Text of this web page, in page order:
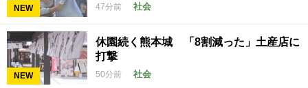
NEW 47分前 社会
NEW
休園続く熊本城 「8割減った」土産店に
打撃
50分前 社会